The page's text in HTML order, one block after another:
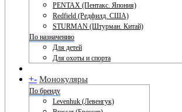
PENTAX (Пентакс. Япония)
Redfield (Редфилд. США)
STURMAN (Штурман. Китай)
По назначению
Для детей
Для охоты и спорта
+- Монокуляры
По бренду
Levenhuk (Левенгук)